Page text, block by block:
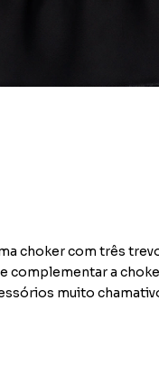
choker com três
complementar a
muito